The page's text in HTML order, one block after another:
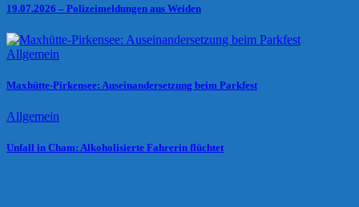
19.07.2026 – Polizeimeldungen aus Weiden
Allgemein
Maxhütte-Pirkensee: Auseinandersetzung beim Parkfest
Allgemein
Unfall in Cham: Alkoholisierte Fahrerin flüchtet